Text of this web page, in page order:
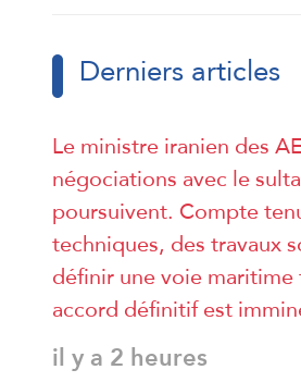
Derniers articles
Le ministre iranien des
négociations avec le
poursuivent. Compte
techniques, des travaux
définir une voie
accord définitif est
il y a 2 heures